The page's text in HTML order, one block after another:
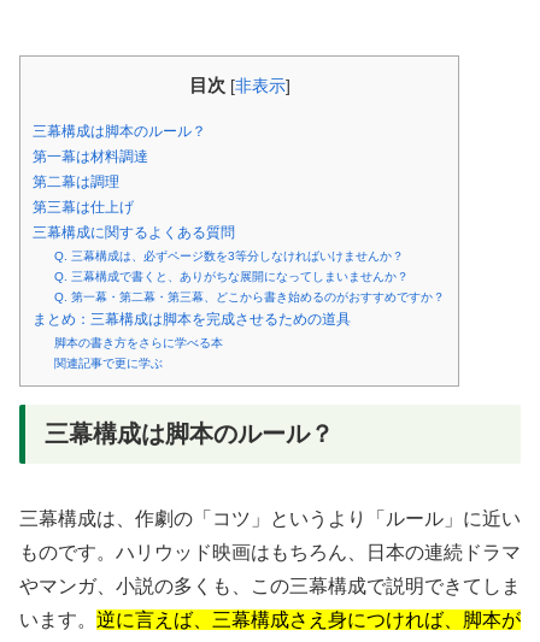
目次 [非表示]
三幕構成は脚本のルール？
第一幕は材料調達
第二幕は調理
第三幕は仕上げ
三幕構成に関するよくある質問
Q. 三幕構成は、必ずページ数を3等分しなければいけませんか？
Q. 三幕構成で書くと、ありがちな展開になってしまいませんか？
Q. 第一幕・第二幕・第三幕、どこから書き始めるのがおすすめですか？
まとめ：三幕構成は脚本を完成させるための道具
脚本の書き方をさらに学べる本
関連記事で更に学ぶ
三幕構成は脚本のルール？
三幕構成は、作劇の「コツ」というより「ルール」に近い
ものです。ハリウッド映画はもちろん、日本の連続ドラマ
やマンガ、小説の多くも、この三幕構成で説明できてしま
います。 逆に言えば、三幕構成さえ身につければ、脚本が